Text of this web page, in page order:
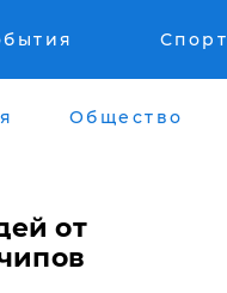
Спорт
Общество
от